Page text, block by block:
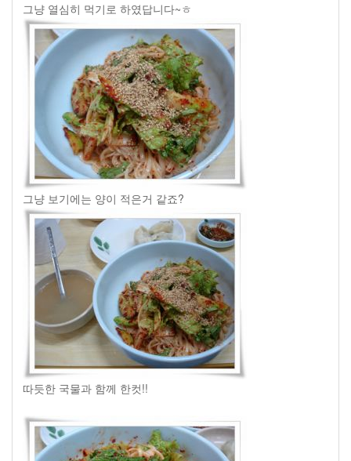
그냥 열심히 먹기로 하였답니다~ㅎ
그냥 보기에는 양이 적은거 같죠?
따듯한 국물과 함께 한컷!!